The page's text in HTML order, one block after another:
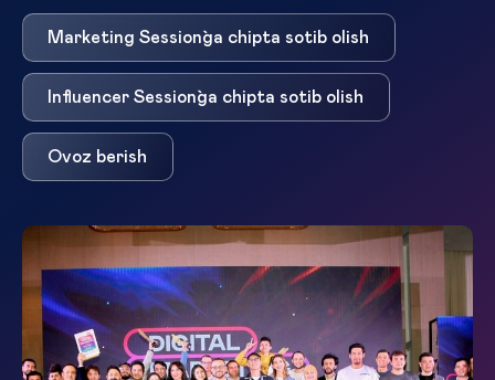
Marketing Session`ga chipta sotib olish
Influencer Session`ga chipta sotib olish
Ovoz berish